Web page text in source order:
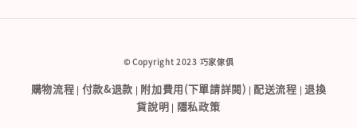
© Copyright 2023 巧家傢俱
購物流程 | 付款&退款 | 附加費用(下單請詳閱) | 配送流程 | 退換
貨說明 | 隱私政策